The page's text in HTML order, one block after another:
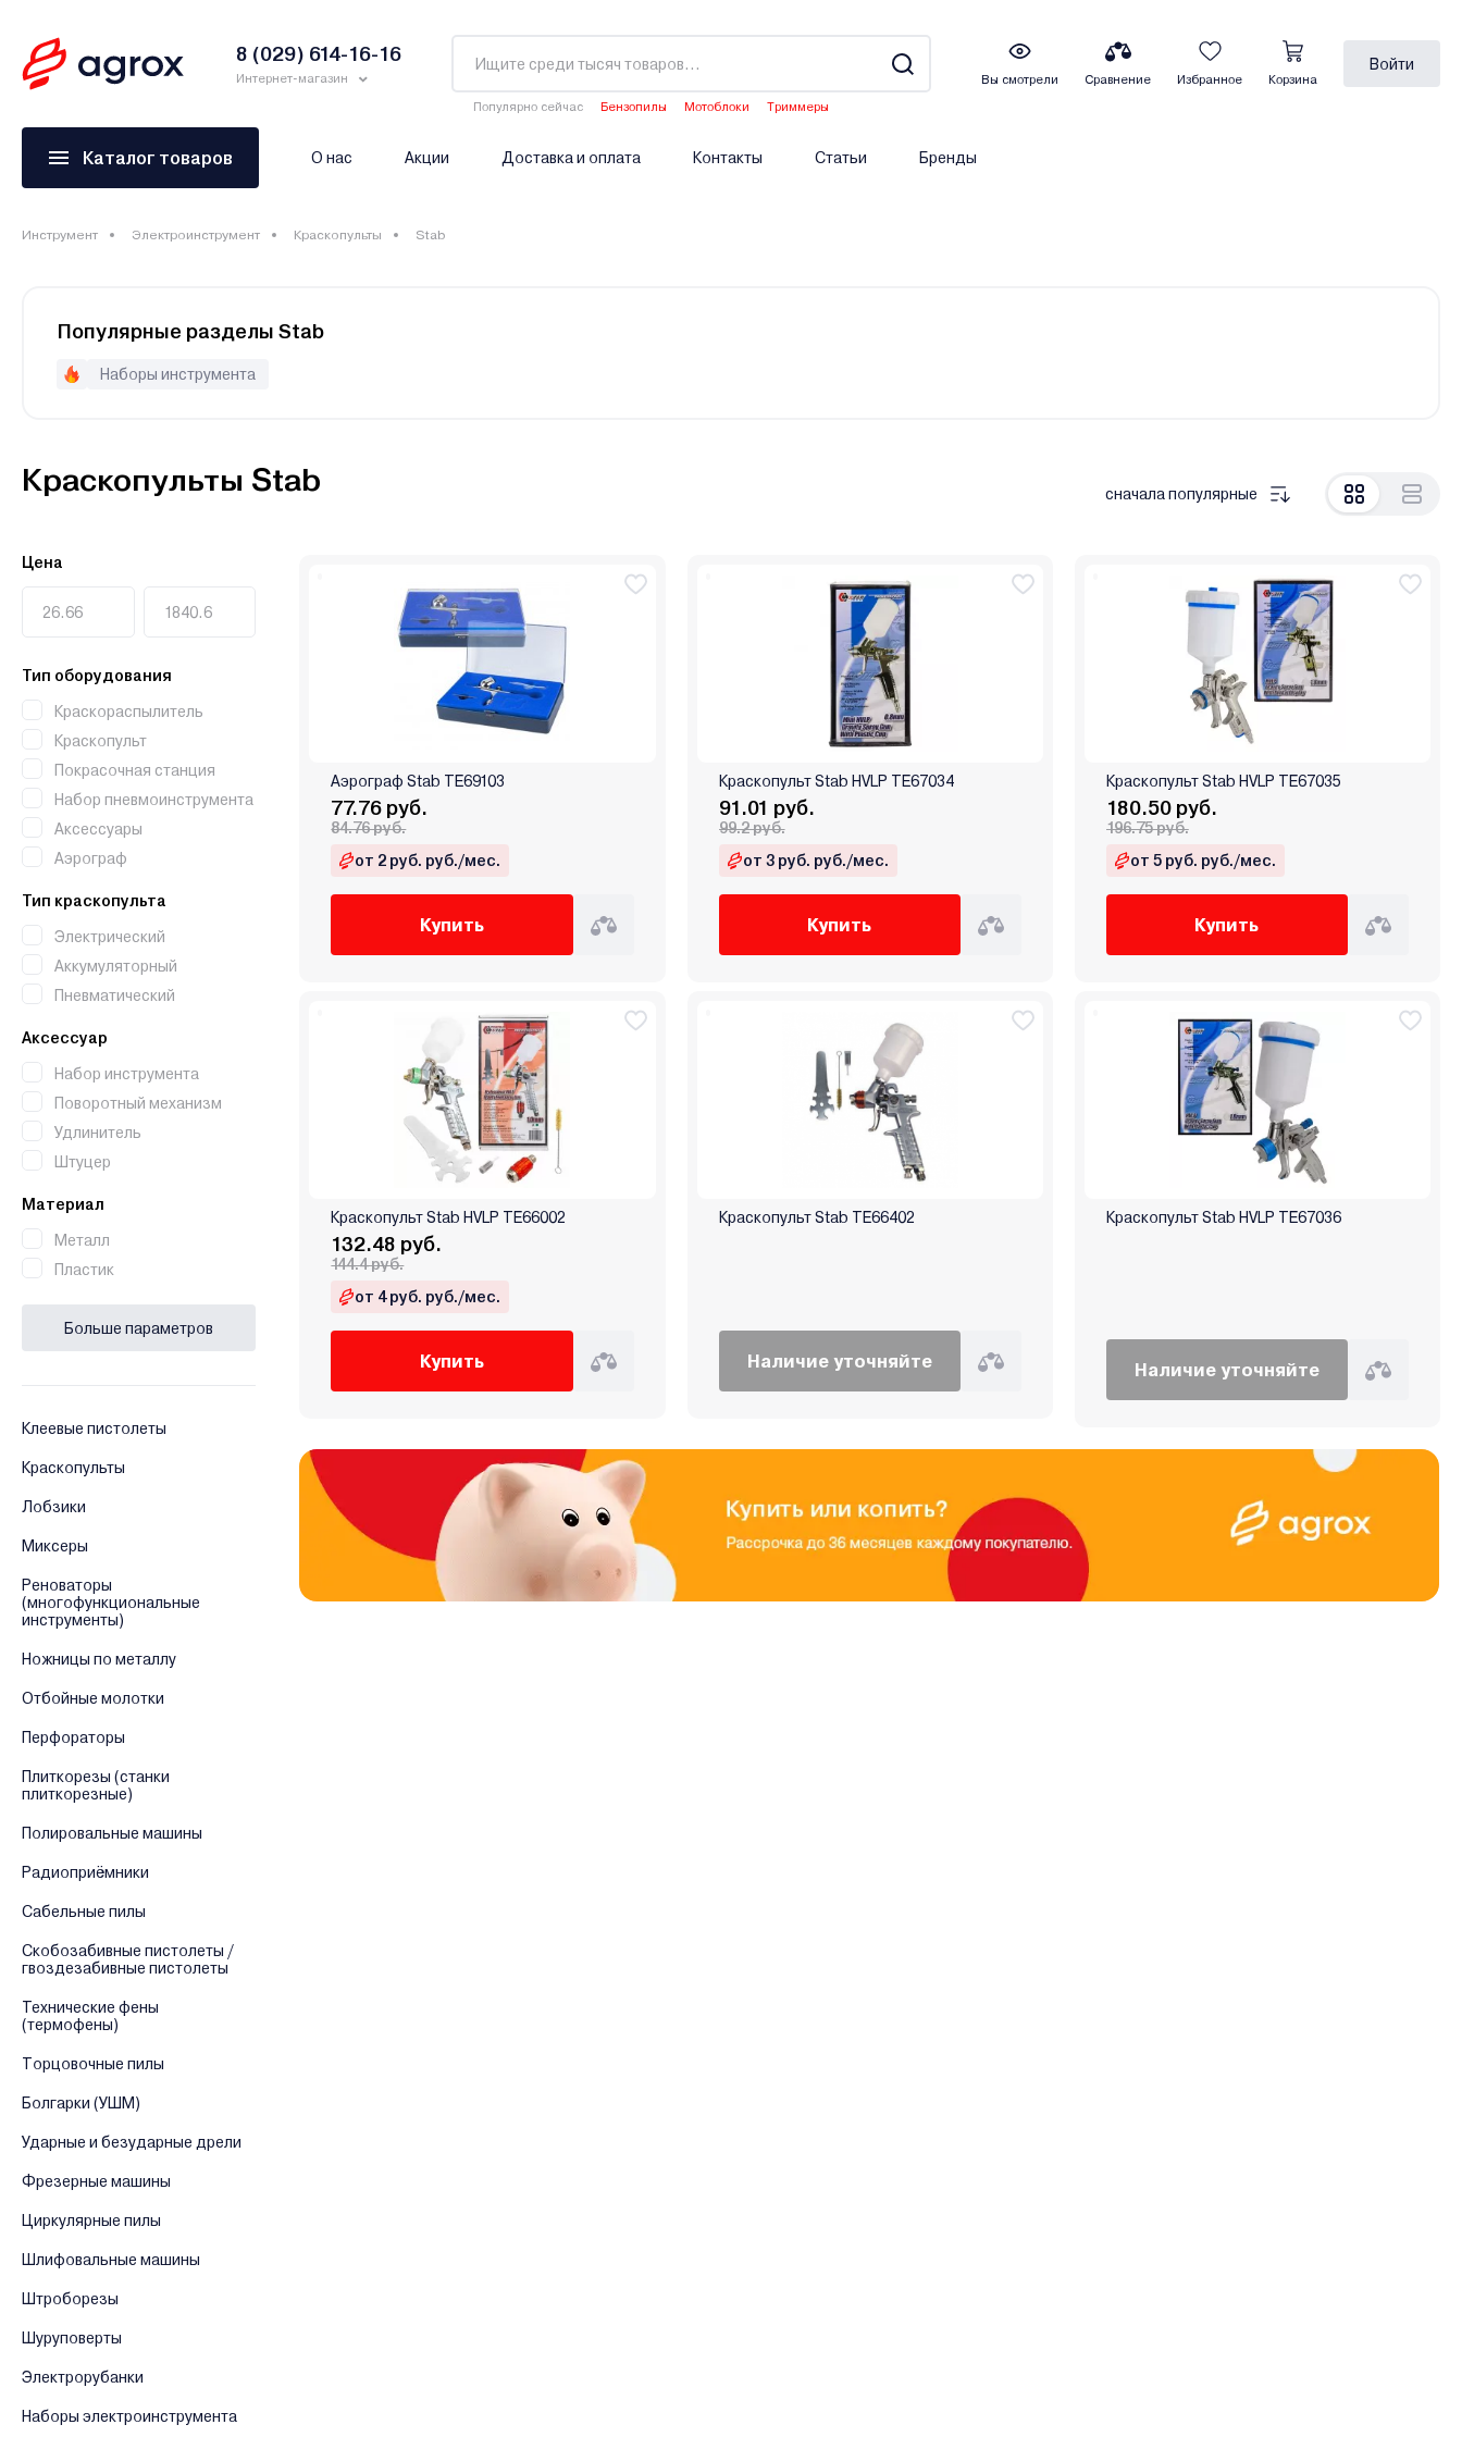
8 (029) 614-16-16
Интернет-магазин
Популярно сейчас Бензопилы Мотоблоки
Триммеры
Вы смотрели Сравнение Избранное Корзина
Войти
Каталог товаров О нас Акции Доставка и оплата Контакты Статьи Бренды
Инструмент Электроинструмент Краскопульты Stab
Популярные разделы Stab
Наборы инструмента
Краскопульты Stab сначала популярные
Цена
Тип оборудования
Краскораспылитель
Краскопульт
Покрасочная станция
Набор пневмоинструмента
Аксессуары
Аэрограф
Тип краскопульта
Электрический
Аккумуляторный
Пневматический
Аксессуар
Набор инструмента
Поворотный механизм
Удлинитель
Штуцер
Материал
Металл
Пластик
Больше параметров
Клеевые пистолеты
Краскопульты
Лобзики
Миксеры
Реноваторы
(многофункциональные
инструменты)
Ножницы по металлу
Отбойные молотки
Перфораторы
Плиткорезы (станки
плиткорезные)
Полировальные машины
Радиоприёмники
Сабельные пилы
Скобозабивные пистолеты /
гвоздезабивные пистолеты
Технические фены
(термофены)
Торцовочные пилы
Болгарки (УШМ)
Ударные и безударные дрели
Фрезерные машины
Циркулярные пилы
Шлифовальные машины
Штроборезы
Шуруповерты
Электрорубанки
Наборы электроинструмента
Аэрограф Stab TE69103
77.76 руб.
84.76 руб.
от 2 руб. руб./мес.
Купить
Краскопульт Stab HVLP TE67034
91.01 руб.
99.2 руб.
от 3 руб. руб./мес.
Купить
Краскопульт Stab HVLP TE67035
180.50 руб.
196.75 руб.
от 5 руб. руб./мес.
Купить
Краскопульт Stab HVLP TE66002
132.48 руб.
144.4 руб.
от 4 руб. руб./мес.
Купить
Краскопульт Stab TE66402
Наличие уточняйте
Краскопульт Stab HVLP TE67036
Наличие уточняйте